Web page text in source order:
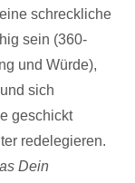
schreckliche
sein (360-
und Würde),
sich
geschickt
redelegieren.
Dein